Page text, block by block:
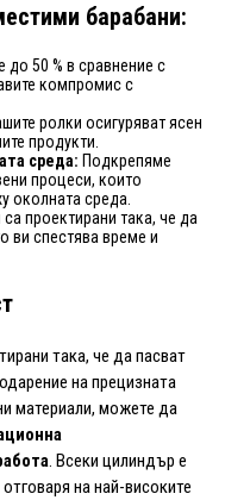
барабани:
до 50 % в сравнение с
компромис с
ролки осигуряват ясен
продукти.
среда: Подкрепяме
процеси, които
околната среда.
проектирани така, че да
ви спестява време и
така, че да пасват
на прецизната
материали, можете да
. Всеки цилиндър е
на най-високите